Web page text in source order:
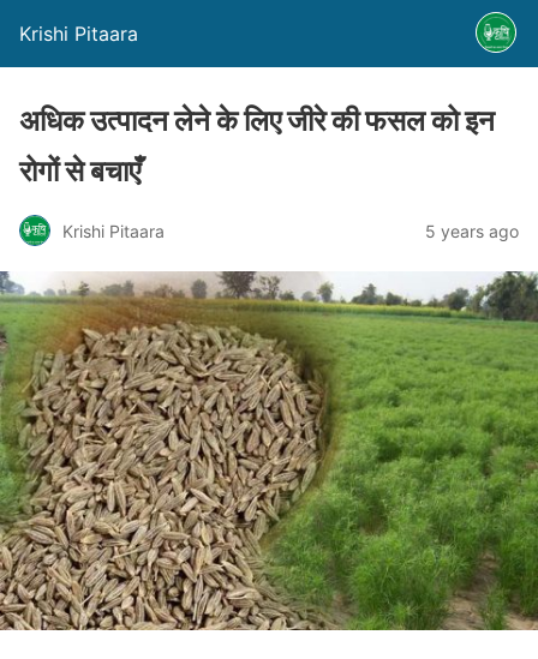
Krishi Pitaara
अधिक उत्पादन लेने के लिए जीरे की फसल को इन
रोगों से बचाएँ
Krishi Pitaara 5 years ago